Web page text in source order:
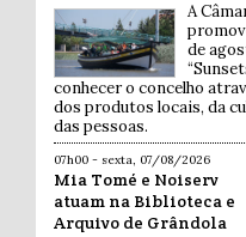
A
de
conhecer o concelho
dos produtos locais, da
das pessoas.
07h00 - sexta, 07/08/2026
Mia Tomé e Noiserv
atuam na Biblioteca e
Arquivo de Grândola